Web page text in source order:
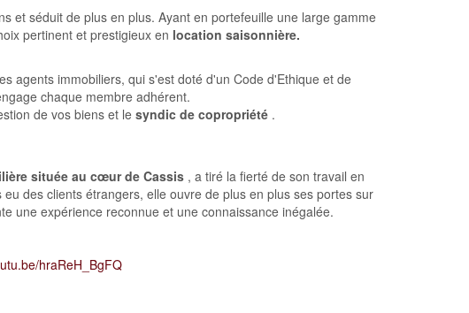
et séduit de plus en plus. Ayant en portefeuille une large gamme
pertinent et prestigieux en location saisonnière.
agents immobiliers, qui s'est doté d'un Code d'Ethique et de
chaque membre adhérent.
de vos biens et le syndic de copropriété .
située au cœur de Cassis, a tiré la fierté de son travail en
des clients étrangers, elle ouvre de plus en plus ses portes sur
une expérience reconnue et une connaissance inégalée.